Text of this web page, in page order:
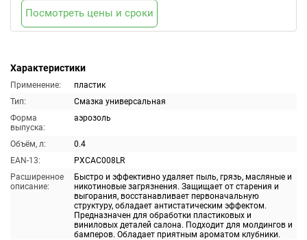
Характеристики
Применение:
пластик
Тип:
Смазка универсальная
Форма
выпуска:
аэрозоль
Объём, л:
0.4
EAN-13:
PXCAC008LR
Расширенное
описание:
Быстро и эффективно удаляет пыль, грязь, масляные и
никотиновые загрязнения. Защищает от старения и
выгорания, восстанавливает первоначальную
структуру, обладает антистатическим эффектом.
Предназначен для обработки пластиковых и
виниловых деталей салона. Подходит для молдингов и
бамперов. Обладает приятным ароматом клубники.
Посмотреть цены и сроки